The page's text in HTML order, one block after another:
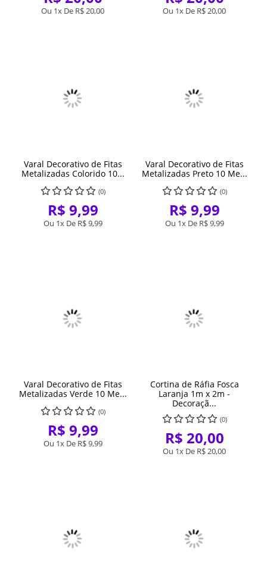
Ou 1x De R$ 20,00 Ou 1x De R$ 20,00
Varal Decorativo de Fitas
Metalizadas Colorido 10...
(0)
R$ 9,99
Ou 1x De R$ 9,99
Varal Decorativo de Fitas
Metalizadas Preto 10 Me...
(0)
R$ 9,99
Ou 1x De R$ 9,99
Varal Decorativo de Fitas
Metalizadas Verde 10 Me...
(0)
R$ 9,99
Ou 1x De R$ 9,99
Cortina de Ráfia Fosca
Laranja 1m x 2m -
Decoraçã...
(0)
R$ 20,00
Ou 1x De R$ 20,00